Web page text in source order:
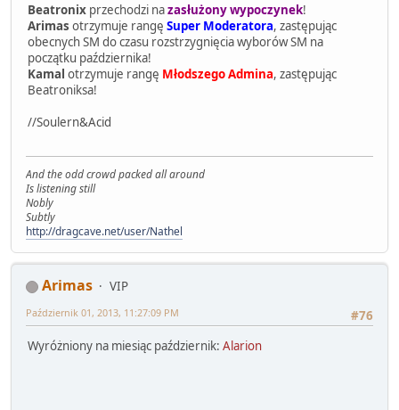
Beatronix przechodzi nazasłużony wypoczynek!
Arimas otrzymuje rangę Super Moderatora, zastępując
obecnych SM do czasu rozstrzygnięcia wyborów SM na
początku października!
Kamal otrzymuje rangę Młodszego Admina, zastępując
Beatroniksa!
//Soulern&Acid
And the odd crowd packed all around
Is listening still
Nobly
Subtly
http://dragcave.net/user/Nathel
Arimas
VIP
#76
Październik 01, 2013, 11:27:09 PM
Wyróżniony na miesiąc październik: Alarion